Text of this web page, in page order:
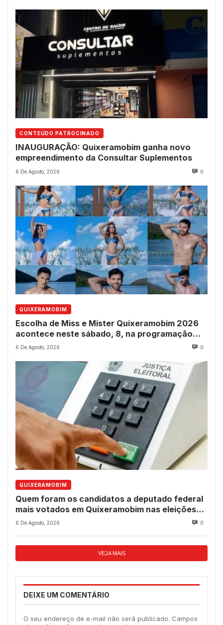
CONTEÚDO PATROCINADO
INAUGURAÇÃO: Quixeramobim ganha novo
empreendimento da Consultar Suplementos
6 De Agosto, 2026 0
QUIXERAMOBIM
Escolha de Miss e Mister Quixeramobim 2026
acontece neste sábado, 8, na programação
dos 237 anos do município
6 De Agosto, 2026 0
QUIXERAMOBIM
Quem foram os candidatos a deputado federal
mais votados em Quixeramobim nas eleições
de 2022?
6 De Agosto, 2026 0
VEJA MAIS
DEIXE UM COMENTÁRIO
O seu endereço de e-mail não será publicado. Campos